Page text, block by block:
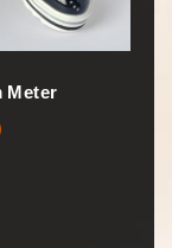
Meter